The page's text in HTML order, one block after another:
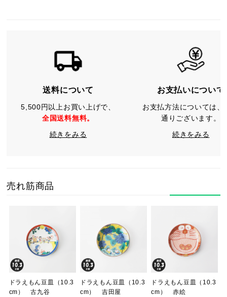
送料について
5,500円以上お買い上げで、
全国送料無料。
続きをみる
お支払いについて
お支払方法については、
通りございます。
続きをみる
売れ筋商品
ドラえもん豆皿（10.3
cm） 古九谷
ドラえもん豆皿（10.3
cm） 吉田屋
ドラえもん豆皿（10.3
cm） 赤絵